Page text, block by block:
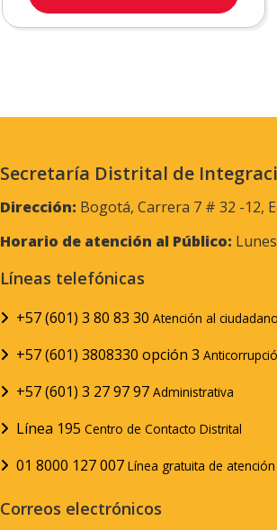
Secretaría Distrital de
Dirección: Bogotá, Carrera 7 # 32 -12,
Horario de atención al Público:
Líneas telefónicas
+57 (601) 3 80 83 30 Atención al
+57 (601) 3808330 opción 3
+57 (601) 3 27 97 97 Administrativa
Línea 195 Centro de Contacto Distrital
01 8000 127 007 Línea gratuita de
Correos electrónicos